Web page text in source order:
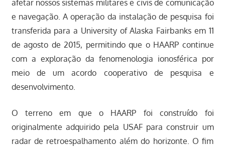
afetar nossos sistemas militares e civis de comunicação
e navegação. A operação da instalação de pesquisa foi
transferida para a University of Alaska Fairbanks em 11
de agosto de 2015, permitindo que o HAARP continue
com a exploração da fenomenologia ionosférica por
meio de um acordo cooperativo de pesquisa e
desenvolvimento.
O terreno em que o HAARP foi construído foi
originalmente adquirido pela USAF para construir um
radar de retroespalhamento além do horizonte. O fim